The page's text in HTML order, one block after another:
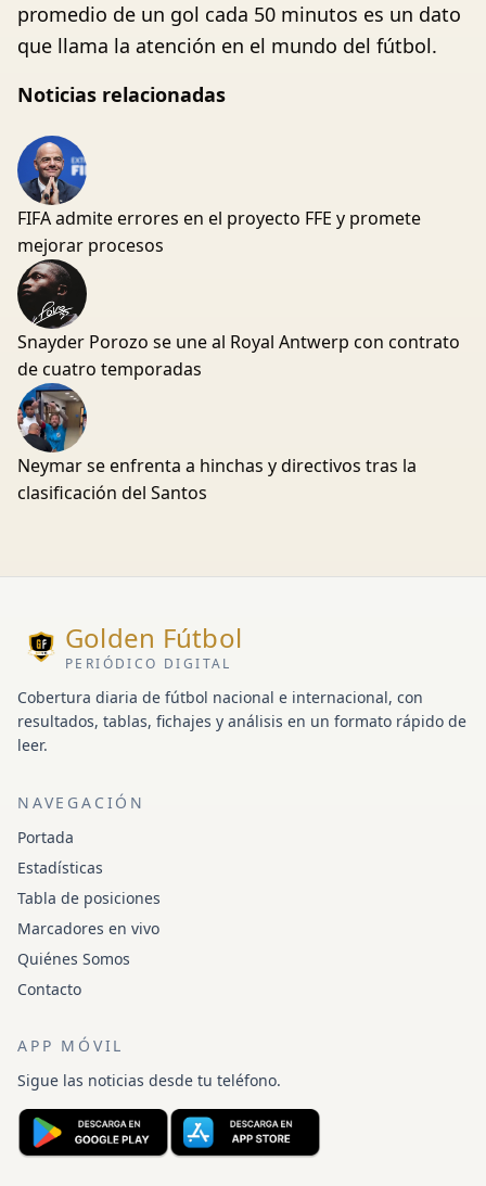
promedio de un gol cada 50 minutos es un dato
que llama la atención en el mundo del fútbol.
Noticias relacionadas
FIFA admite errores en el proyecto FFE y promete
mejorar procesos
Snayder Porozo se une al Royal Antwerp con contrato
de cuatro temporadas
Neymar se enfrenta a hinchas y directivos tras la
clasificación del Santos
Golden Fútbol
PERIÓDICO DIGITAL
Cobertura diaria de fútbol nacional e internacional, con
resultados, tablas, fichajes y análisis en un formato rápido de
leer.
NAVEGACIÓN
Portada
Estadísticas
Tabla de posiciones
Marcadores en vivo
Quiénes Somos
Contacto
APP MÓVIL
Sigue las noticias desde tu teléfono.